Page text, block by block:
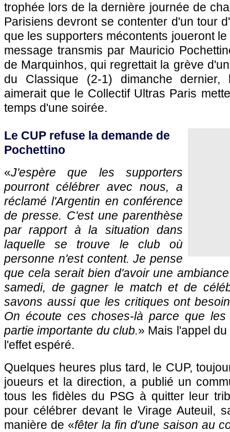
trophée lors de la dernière journée de
Parisiens devront se contenter d'un tour
que les supporters mécontents joueront
message transmis par Mauricio
de Marquinhos, qui regrettait la grève
du Classique (2-1) dimanche dernier,
aimerait que le Collectif Ultras Paris
temps d'une soirée.
Le CUP refuse la demande de
Pochettino
«J'espère que les supporters
pourront célébrer avec nous, a
réclamé l'Argentin en conférence
de presse. C'est une parenthèse
par rapport à la situation dans
laquelle se trouve le club où
personne n'est content. Je pense
que cela serait bien d'avoir une
samedi, de gagner le match et de
savons aussi que les critiques ont
On écoute ces choses-là parce que
partie importante du club.» Mais l'appel
l'effet espéré.
Quelques heures plus tard, le CUP,
joueurs et la direction, a publié un
tous les fidèles du PSG à quitter leur
pour célébrer devant le Virage Auteuil,
manière de «fêter la fin d'une saison au